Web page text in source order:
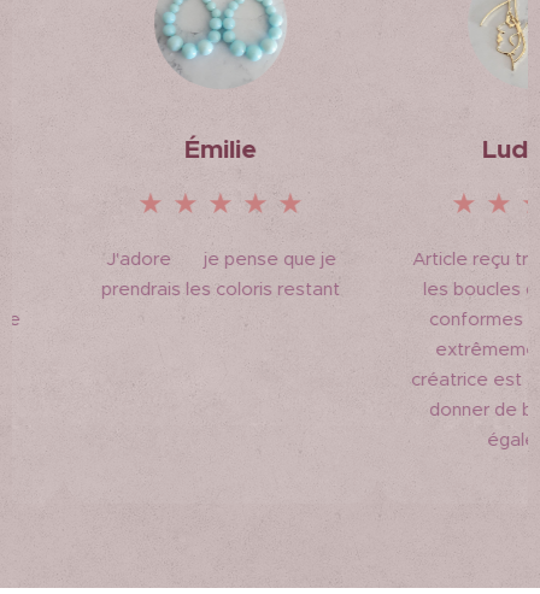
Émilie
★ ★ ★ ★ ★
J'adore ❤️ je pense que je
prendrais les coloris restant
★ ★ ★
Article reçu très
les boucles
conformes à la
extrêmement
créatrice est
donner de bons